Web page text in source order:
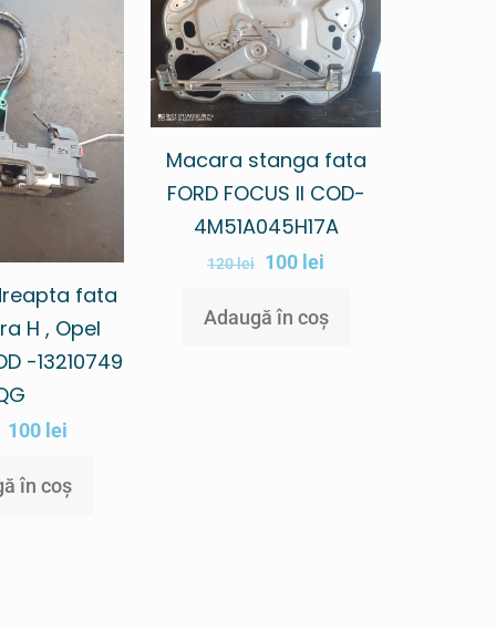
fata
H , Opel
-13210749
100 lei
în coș
Macara stanga fata
FORD FOCUS II COD-
4M51A045H17A
120lei 100 lei
Adaugă în coș